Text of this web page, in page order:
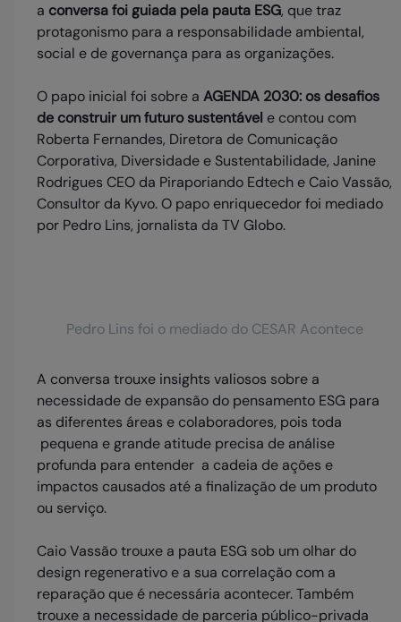
a conversa foi guiada pela pauta ESG, que traz
protagonismo para a responsabilidade ambiental,
social e de governança para as organizações.
O papo inicial foi sobre a AGENDA 2030: os desafios
de construir um futuro sustentável e contou com
Roberta Fernandes, Diretora de Comunicação
Corporativa, Diversidade e Sustentabilidade, Janine
Rodrigues CEO da Piraporiando Edtech e Caio Vassão,
Consultor da Kyvo. O papo enriquecedor foi mediado
por Pedro Lins, jornalista da TV Globo.
Pedro Lins foi o mediado do CESAR Acontece
A conversa trouxe insights valiosos sobre a
necessidade de expansão do pensamento ESG para
as diferentes áreas e colaboradores, pois toda
pequena e grande atitude precisa de análise
profunda para entender a cadeia de ações e
impactos causados até a finalização de um produto
ou serviço.
Caio Vassão trouxe a pauta ESG sob um olhar do
design regenerativo e a sua correlação com a
reparação que é necessária acontecer. Também
trouxe a necessidade de parceria público-privada